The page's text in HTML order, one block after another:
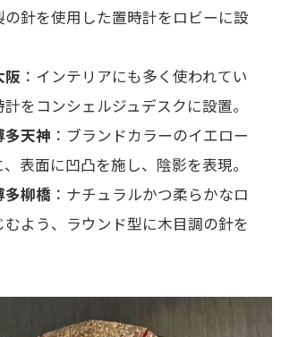
の針を使用した置時計をロビーに設
阪 ：インテリアにも多く使われてい
をコンシェルジュデスクに設置。
多天神 ：ブランドカラーのイエロー
表面に凹凸を施し、陰影を表現。
多柳橋：ナチュラルかつ柔らかなロ
むよう、ラウンド型に木目調の針を